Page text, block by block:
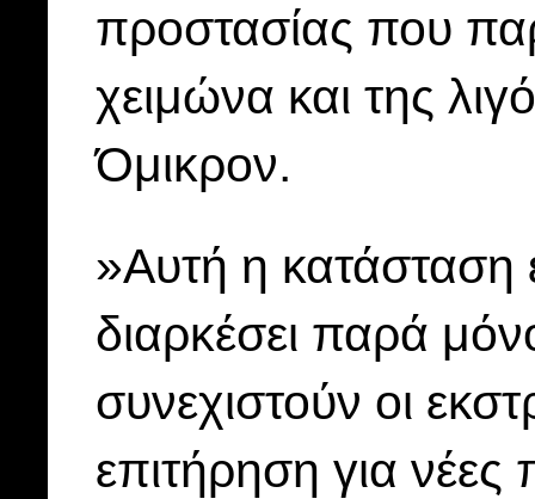
προστασίας που
χειμώνα και της
Όμικρον.
»Αυτή η κατάσταση
διαρκέσει παρά
συνεχιστούν οι
επιτήρηση για